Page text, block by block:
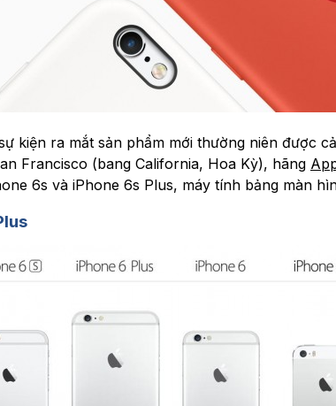
kiện ra mắt sản phẩm mới thường niên được
Francisco (bang California, Hoa Kỳ), hãng
6s và iPhone 6s Plus, máy tính bảng màn